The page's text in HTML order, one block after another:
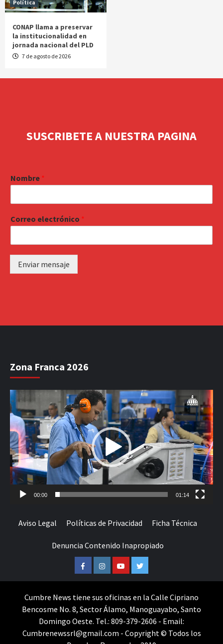
Política
CONAP llama a preservar
la institucionalidad en
jornada nacional del PLD
7 de agosto de 2026
SUSCRIBETE A NUESTRA PAGINA
Nombre *
Correo electrónico *
Enviar mensaje
Zona Franca 2026
Reproductor
de
vídeo
00:00 01:14
Aviso Legal Políticas de Privacidad Ficha Técnica
Denuncia Contenido Inapropiado
FacebookInstagramYoutubeTwitter
Cumbre News tiene sus oficinas en la Calle Cipriano
Bencosme No. 8, Sector Álamo, Manoguayabo, Santo
Domingo Oeste. Tel.: 809-379-2606 - Email:
Cumbrenewssrl@gmail.com - Copyright © Todos los